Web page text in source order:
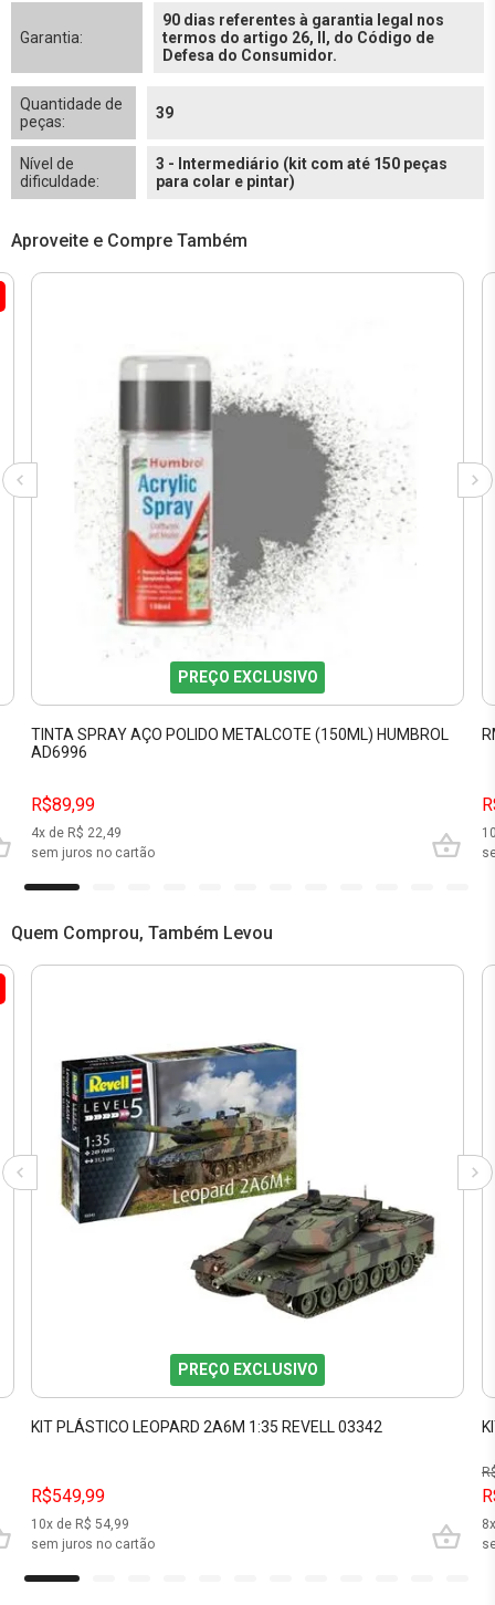
Garantia:
90 dias referentes à garantia legal nos
termos do artigo 26, II, do Código de
Defesa do Consumidor.
Quantidade de
peças:
39
Nível de
dificuldade:
3 - Intermediário (kit com até 150 peças
para colar e pintar)
Aproveite e Compre Também
PREÇO EXCLUSIVO
TINTA SPRAY AÇO POLIDO METALCOTE (150ML) HUMBROL
AD6996
R$89,99
4x de R$ 22,49
sem juros no cartão
Quem Comprou, Também Levou
PREÇO EXCLUSIVO
KIT PLÁSTICO LEOPARD 2A6M 1:35 REVELL 03342
R$549,99
10x de R$ 54,99
sem juros no cartão
8